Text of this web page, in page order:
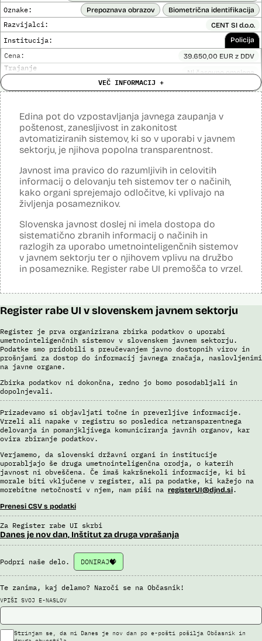
Oznake: Prepoznava obrazov Biometrična identifikacija
Razvijalci: CENT SI d.o.o.
Institucija: Policija
Cena: 39.650,00 EUR z DDV
Trajanje
licence:
Ni časovno omejena
Analiza učinka na človekove pravice
opravljena:
Ne
Posodobljeno: 3. december 2024
Sistem uporablja algoritme za izdelavo in iskanje biometričnih
razpoznavnih znakov podjetja Neurotechnology (tehnologija
VeriLook). Vsebuje dva spletna servisa, ki sta integrirana v obstoječo
Evidenco fotografiranih oseb policije: prvi je namenjen označevanju
osebnih razpoznavnih znakov, drugi primerjanju fotografij obraza
neznane (iskane) osebe z množico znanih oseb v Evidenci
fotografiranih oseb policije. Aplikacija pripravi rangiran seznam oseb
po podobnostih obraza. V foto album za prepoznavo oseb lahko
uporabnik izbere samo tiste fotografije, ki v podobnosti dosežejo
dovolj visok prag ujemanja. Končno identifikacijo osebe mora
strokovnjak za primerjavo obraznih značilnosti opraviti ročno.
Sistem uporablja sledeče podatke: Evidenca fotografiranih oseb
policije (del informacijsko telekomunikacijskega sistema policije
(ITSP)), neznano slikovno gradivo za primerjavo.
Spletno mesto podjetja Neurotechnology, podstran VeriLook
Odgovor na zahtevo za dostop do informacij javnega značaja
Dokument Povabilo k oddaji ponudbe
Dokument Obvestilo o oddaji naročila
VEČ INFORMACIJ +
Edina pot do vzpostavljanja javnega zaupanja v
poštenost, zanesljivost in zakonitost
avtomatiziranih sistemov, ki so v uporabi v javnem
sektorju, je njihova popolna transparentnost.
Javnost ima pravico do razumljivih in celovitih
informacij o delovanju teh sistemov ter o načinih,
kako organi sprejemajo odločitve, ki vplivajo na
življenja posameznikov.
Slovenska javnost doslej ni imela dostopa do
sistematično zbranih informacij o načinih in
razlogih za uporabo umetnointeligenčnih sistemov
v javnem sektorju ter o njihovem vplivu na družbo
in posameznike. Register rabe UI premošča to vrzel.
Register rabe UI v slovenskem javnem sektorju
Register je prva organizirana zbirka podatkov o uporabi
umetnointeligenčnih sistemov v slovenskem javnem sektorju.
Podatke smo pridobili s preučevanjem javno dostopnih virov in
prošnjami za dostop do informacij javnega značaja, naslovljenimi
na javne organe.
Zbirka podatkov ni dokončna, redno jo bomo posodabljali in
dopolnjevali.
Prizadevamo si objavljati točne in preverljive informacije.
Vrzeli ali napake v registru so posledica netransparentnega
delovanja in pomanjkljivega komuniciranja javnih organov, kar
ovira zbiranje podatkov.
Verjamemo, da slovenski državni organi in institucije
uporabljajo še druga umetnointeligenčna orodja, o katerih
javnost ni obveščena. Če imaš kakršnekoli informacije, ki bi
morale biti vključene v register, ali pa podatke, ki kažejo na
morebitne netočnosti v njem, nam piši na registerUI@djnd.si.
Prenesi CSV s podatki
Za Register rabe UI skrbi
Danes je nov dan, Inštitut za druga vprašanja
Podpri naše delo. DONIRAJ
Te zanima, kaj delamo? Naroči se na Občasnik!
VPIŠI SVOJ E-NASLOV
Strinjam se, da mi Danes je nov dan po e-pošti pošilja Občasnik in